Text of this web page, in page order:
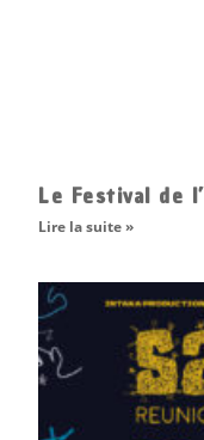
Le Festival de
Lire la suite »